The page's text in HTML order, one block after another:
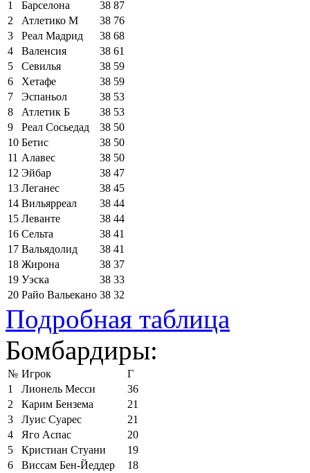
1
Барселона 38 87
2
Атлетико М 38 76
3
Реал Мадрид 38 68
4
Валенсия 38 61
5
Севилья 38 59
6
Хетафе 38 59
7
Эспаньол 38 53
8
Атлетик Б 38 53
9
Реал Сосьедад 38 50
10 Бетис 38 50
11 Алавес 38 50
12 Эйбар 38 47
13 Леганес 38 45
14 Вильярреал 38 44
15 Леванте 38 44
16 Сельта 38 41
17 Вальядолид 38 41
18 Жирона 38 37
19 Уэска 38 33
20 Райо Вальекано 38 32
Подробная таблица
Бомбардиры:
№ Игрок
Г
1
Лионель Месси
36
2
Карим Бензема
21
3
Луис Суарес
21
4
Яго Аспас
20
5
Кристиан Стуани
19
6
Виссам Бен-Йеддер
18